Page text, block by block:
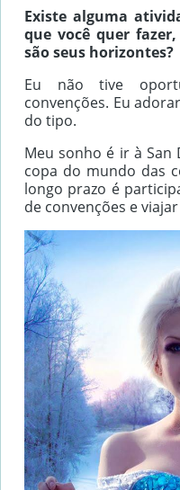
Existe alguma
que você quer
são seus horizontes?
Eu não tive
convenções. Eu
do tipo.
Meu sonho é ir à San
copa do mundo das
longo prazo é
de convenções e